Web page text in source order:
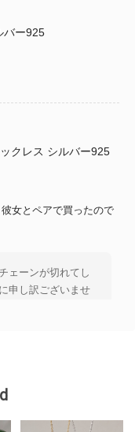
バー925
クレス シルバー925
女とペアで買ったので
ェーンが切れてし
申し訳ございませ
わせよりご連絡い